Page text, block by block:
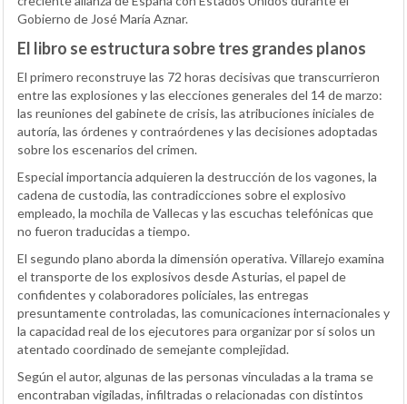
Gobierno de José María Aznar.
El libro se estructura sobre tres grandes planos
El primero reconstruye las 72 horas decisivas que transcurrieron
entre las explosiones y las elecciones generales del 14 de marzo:
las reuniones del gabinete de crisis, las atribuciones iniciales de
autoría, las órdenes y contraórdenes y las decisiones adoptadas
sobre los escenarios del crimen.
Especial importancia adquieren la destrucción de los vagones, la
cadena de custodia, las contradicciones sobre el explosivo
empleado, la mochila de Vallecas y las escuchas telefónicas que
no fueron traducidas a tiempo.
El segundo plano aborda la dimensión operativa. Villarejo examina
el transporte de los explosivos desde Asturias, el papel de
confidentes y colaboradores policiales, las entregas
presuntamente controladas, las comunicaciones internacionales y
la capacidad real de los ejecutores para organizar por sí solos un
atentado coordinado de semejante complejidad.
Según el autor, algunas de las personas vinculadas a la trama se
encontraban vigiladas, infiltradas o relacionadas con distintos